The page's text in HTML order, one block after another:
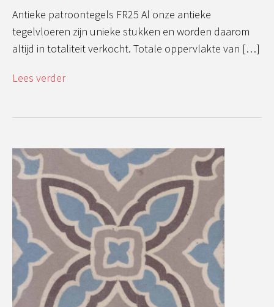
Antieke patroontegels FR25 Al onze antieke
tegelvloeren zijn unieke stukken en worden daarom
altijd in totaliteit verkocht. Totale oppervlakte van […]
Lees verder